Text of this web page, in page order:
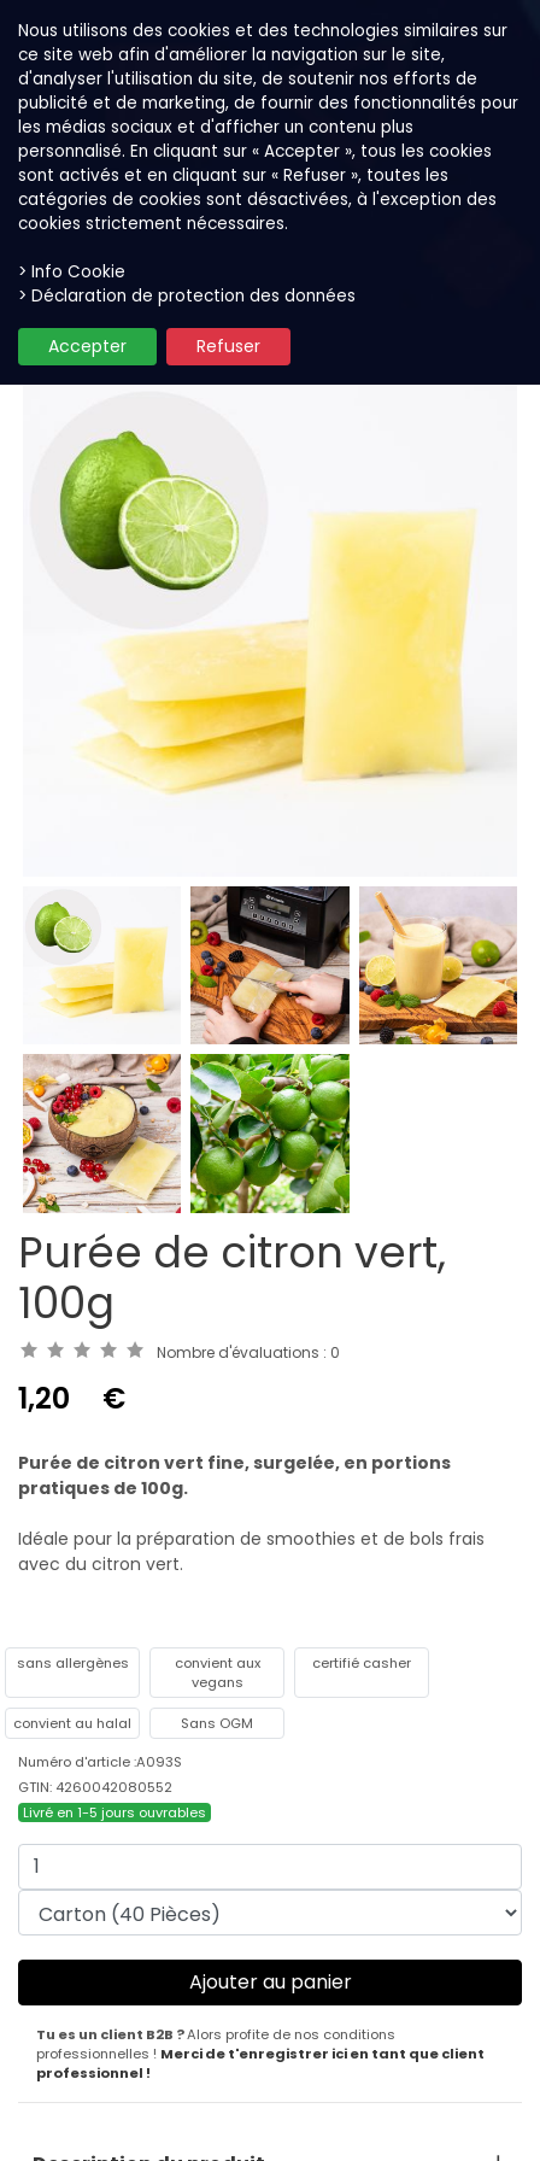
Nous utilisons des cookies et des technologies similaires sur
ce site web afin d'améliorer la navigation sur le site,
d'analyser l'utilisation du site, de soutenir nos efforts de
publicité et de marketing, de fournir des fonctionnalités pour
les médias sociaux et d'afficher un contenu plus
personnalisé. En cliquant sur « Accepter », tous les cookies
sont activés et en cliquant sur « Refuser », toutes les
catégories de cookies sont désactivées, à l'exception des
cookies strictement nécessaires.
> Info Cookie
> Déclaration de protection des données
Refuser
Accepter
Nos produits Purées de fruit pour smoothies &
Purée de citron vert,
100g
Nombre d'évaluations : 0
1,20 €
Purée de citron vert fine, surgelée, en portions
pratiques de 100g.
Idéale pour la préparation de smoothies et de bols frais
avec du citron vert.
sans allergènes
convient aux
vegans
certifié casher
convient au halal
Sans OGM
Numéro d'article :A093S
GTIN: 4260042080552
Livré en 1-5 jours ouvrables
Tu es un client B2B ?Alors profite de nos conditions
professionnelles ! Merci de t'enregistrer ici en tant que client
professionnel !